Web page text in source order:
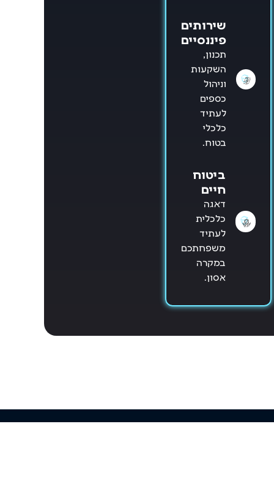
שירותים
פיננסיים
תכנון,
השקעות
וניהול
כספים
לעתיד
כלכלי
בטוח.
ביטוח
חיים
דאגה
כלכלית
לעתיד
משפחתכם
במקרה
אסון.